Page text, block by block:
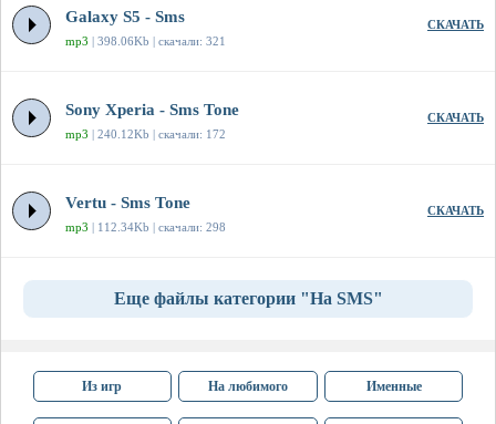
Galaxy S5 - Sms
mp3 | 398.06Kb | скачали: 321
СКАЧАТЬ
Sony Xperia - Sms Tone
mp3 | 240.12Kb | скачали: 172
СКАЧАТЬ
Vertu - Sms Tone
mp3 | 112.34Kb | скачали: 298
СКАЧАТЬ
Еще файлы категории "На SMS"
Из игр На любимого Именные